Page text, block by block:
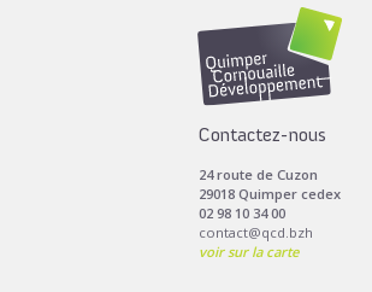
Contactez-nous
24 route de Cuzon
29018 Quimper cedex
02 98 10 34 00
contact@qcd.bzh
voir sur la carte